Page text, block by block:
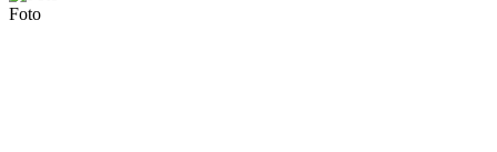
Foto